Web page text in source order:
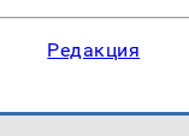
Редакция